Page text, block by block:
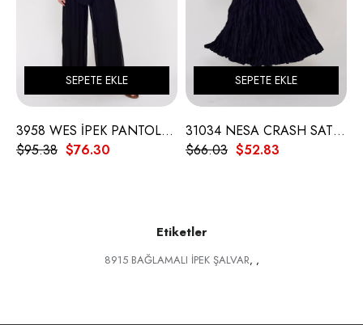
3958 WES İPEK PANTOLON
$76.30
$95.38
SEPETE EKLE
31034 NESA CRASH SATEN ETEK
$52.83
$66.03
SEPETE EKLE
Etiketler
8915 BAĞLAMALI İPEK ŞALVAR, ,